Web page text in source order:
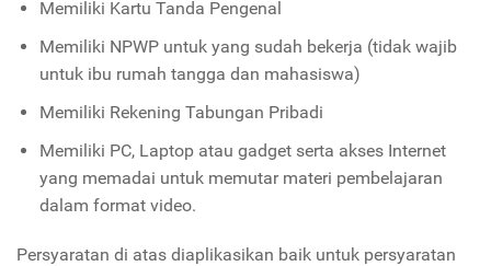
Memiliki Kartu Tanda Pengenal
Memiliki NPWP untuk yang sudah bekerja (tidak wajib
untuk ibu rumah tangga dan mahasiswa)
Memiliki Rekening Tabungan Pribadi
Memiliki PC, Laptop atau gadget serta akses Internet
yang memadai untuk memutar materi pembelajaran
dalam format video.
Persyaratan di atas diaplikasikan baik untuk persyaratan